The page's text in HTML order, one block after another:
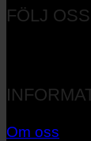
FÖLJ OSS
Om oss